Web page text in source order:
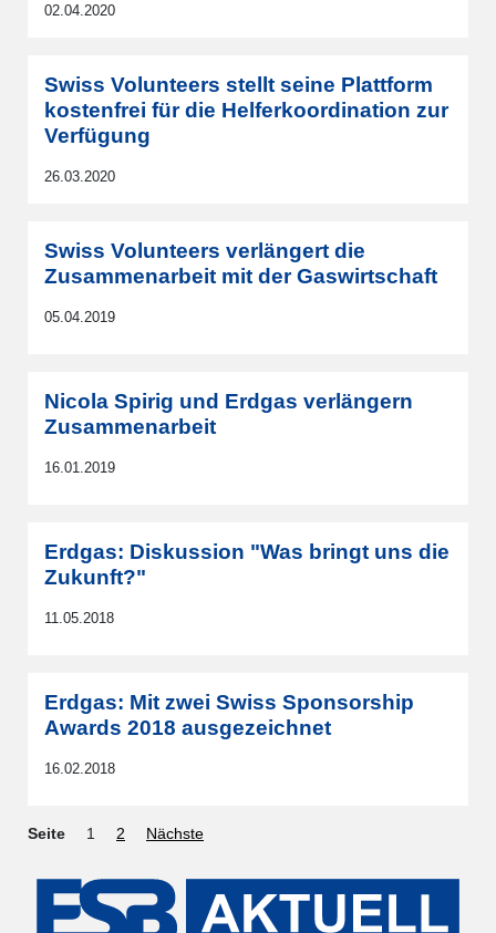
02.04.2020
Swiss Volunteers stellt seine Plattform
kostenfrei für die Helferkoordination zur
Verfügung
26.03.2020
Swiss Volunteers verlängert die
Zusammenarbeit mit der Gaswirtschaft
05.04.2019
Nicola Spirig und Erdgas verlängern
Zusammenarbeit
16.01.2019
Erdgas: Diskussion "Was bringt uns die
Zukunft?"
11.05.2018
Erdgas: Mit zwei Swiss Sponsorship
Awards 2018 ausgezeichnet
16.02.2018
Seite 1 2 Nächste